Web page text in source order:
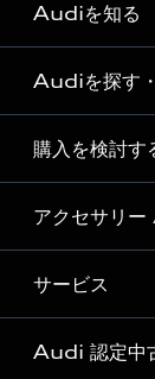
Audiを知る
Audi ブランド
Story of
Audi Sport
Formula 1®
デジタルサービス
Audiを探す
ディーラー検索
新車在庫検索
試乗車・展示車
見積り依頼
試乗予約
購入を検討す
モデル一覧
特別仕様モデル
e-tronラインア
価格シミュレ
アクセサリ
純正アクセサリー
オンラインショ
サービス
サービス入庫予
Audi 認定中